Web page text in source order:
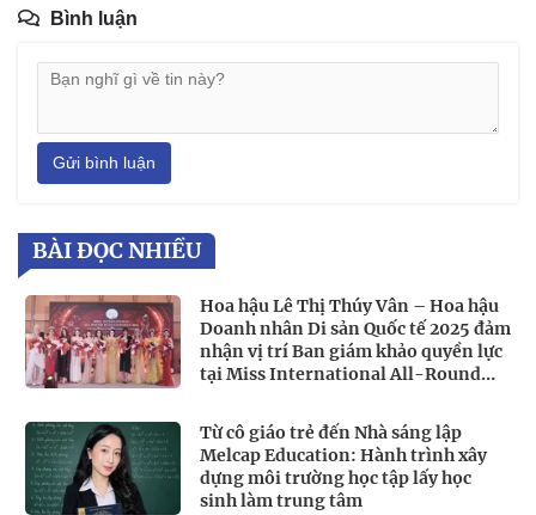
Bình luận
Gửi bình luận
BÀI ĐỌC NHIỀU
Hoa hậu Lê Thị Thúy Vân – Hoa hậu
Doanh nhân Di sản Quốc tế 2025 đảm
nhận vị trí Ban giám khảo quyền lực
tại Miss International All-Round
Từ cô giáo trẻ đến Nhà sáng lập
Melcap Education: Hành trình xây
dựng môi trường học tập lấy học
sinh làm trung tâm